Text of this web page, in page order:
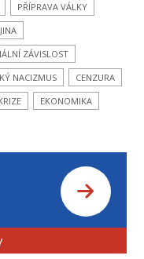
PŘÍPRAVA VÁLKY
ZÁVISLOST
NACIZMUS
CENZURA
EKONOMIKA